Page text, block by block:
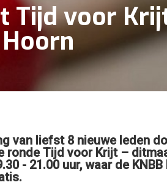
voor
van liefst 8 nieuwe leden
Tijd voor Krijt –
- 21.00 uur, waar de